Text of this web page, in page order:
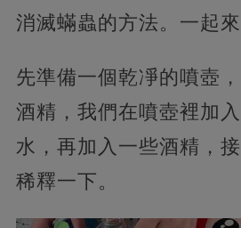
消滅蟎蟲的方法。一起來
先準備一個乾凈的噴壺
酒精，我們在噴壺裡加
水，再加入一些酒精，
稀釋一下。